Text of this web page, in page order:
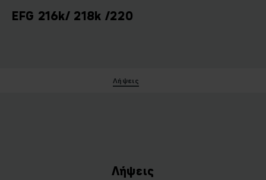
EFG 216k/ 218k /220
Λήψεις
Λήψεις